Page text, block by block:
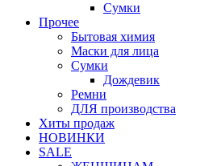
Сумки
Прочее
Бытовая химия
Маски для лица
Сумки
Дождевик
Ремни
ДЛЯ производства
Хиты продаж
НОВИНКИ
SALE